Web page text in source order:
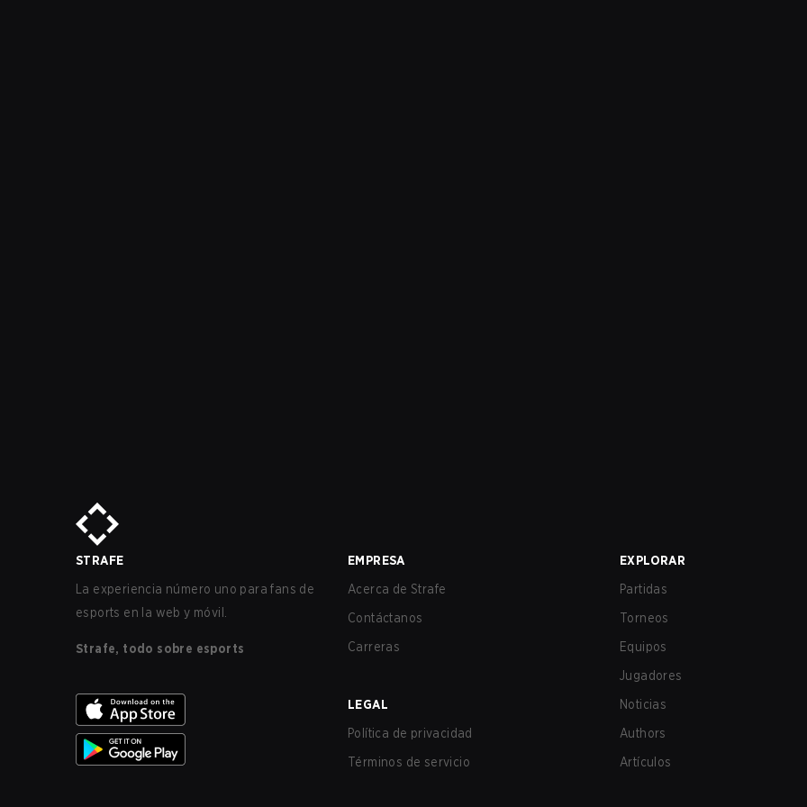
STRAFE
La experiencia número uno para fans de
esports en la web y móvil.
Strafe, todo sobre esports
EMPRESA
Acerca de Strafe
Contáctanos
Carreras
LEGAL
Política de privacidad
Términos de servicio
EXPLORAR
Partidas
Torneos
Equipos
Jugadores
Noticias
Authors
Artículos